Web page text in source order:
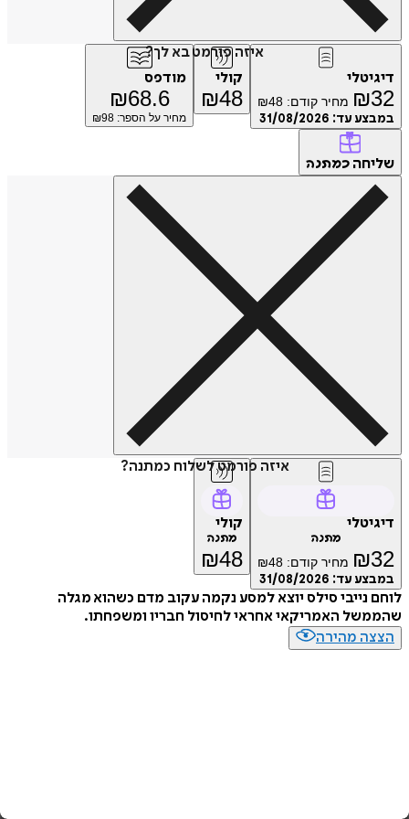
איזה פורמט בא לך?
₪ מחיר קודם: ₪48
עד:31/08/2026
₪ 48
מודפס
₪68.6
מחיר על הספר: ₪98
כמתנה
איזה פורמט לשלוח כמתנה?
₪ מחיר קודם: ₪48
עד:31/08/2026
₪ 48
נייבי סילס יוצא למסע נקמה עקוב מדם כשהוא מגלה
האמריקאי אחראי לחיסול חבריו ומשפחתו.
מהירה